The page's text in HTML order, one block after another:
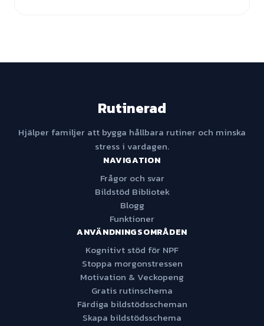
Rutinerad
Hjälper familjer att bygga hållbara rutiner och minska
stress i vardagen.
NAVIGATION
Frågor och svar
Bildstöd Bibliotek
Blogg
Funktioner
ANVÄNDNINGSOMRÅDEN
Kognitivt stöd för NPF
Stoppa morgonstressen
Motivation & Veckopeng
Gratis rutinschema
Färdiga bildstödsscheman
Skapa bildstödsschema